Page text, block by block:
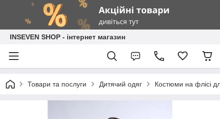
INSEVEN SHOP - інтернет магазин
Товари та послуги Дитячий одяг Костюми на флісі